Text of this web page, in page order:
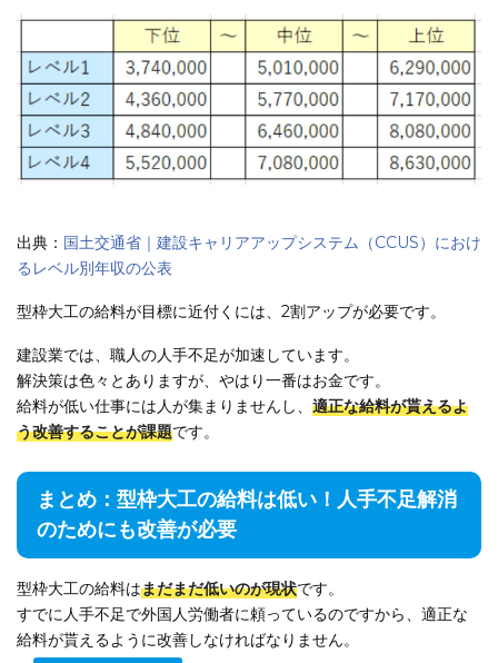
出典： 国土交通省｜建設キャリアアップシステム（CCUS）におけ
るレベル別年収の公表
型枠大工の給料が目標に近付くには、2割アップが必要です。
建設業では、職人の人手不足が加速しています。
解決策は色々とありますが、やはり一番はお金です。
給料が低い仕事には人が集まりませんし、 適正な給料が貰えるよ
う改善することが課題です。
まとめ：型枠大工の給料は低い！人手不足解消
のためにも改善が必要
型枠大工の給料はまだまだ低いのが現状です。
すでに人手不足で外国人労働者に頼っているのですから、適正な
給料が貰えるように改善しなければなりません。